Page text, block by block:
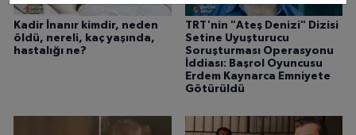
Kadir İnanır kimdir, neden
öldü, nereli, kaç yaşında,
hastalığı ne?
TRT'nin "Ateş Denizi" Dizisi
Setine Uyuşturucu
Soruşturması Operasyonu
İddiası: Başrol Oyuncusu
Erdem Kaynarca Emniyete
Götürüldü